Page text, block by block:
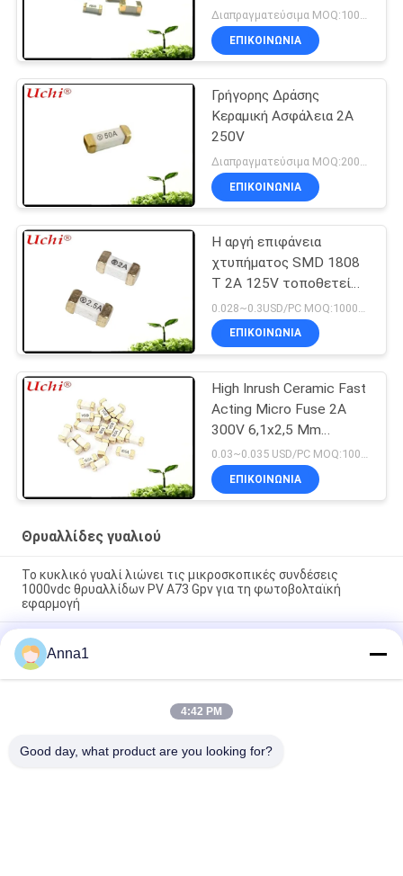
12x4.5mm
ΕΠΙΚΟΙΝΩΝΊΑ
Γρήγορης Δράσης
Κεραμική Ασφάλεια 2A
250V
ΕΠΙΚΟΙΝΩΝΊΑ
Η αργή επιφάνεια
χτυπήματος SMD 1808
Τ 2A 125V τοποθετεί
την ΠΡΟΣΙΤΌΤΗΤΑ CQC
θρυαλλίδων UL cUL
ROHS
ΕΠΙΚΟΙΝΩΝΊΑ
High Inrush Ceramic Fast
Acting Micro Fuse 2A
300V 6,1x2,5 Mm
SSF1200
0.03~0.035 USD/PC MOQ:1000pcs
ΕΠΙΚΟΙΝΩΝΊΑ
Θρυαλλίδες γυαλιού
Το κυκλικό γυαλί λιώνει τις μικροσκοπικές συνδέσεις
1000vdc θρυαλλίδων PV A73 Gpv για τη φωτοβολταϊκή
εφαρμογή
SMD1140 476 αργής σειρές επιφάνειας χτυπήματος
τοποθετεί τη θρυαλλίδα 1A 250VAC 400VDC Pico για το
φωτισμό των οδηγήσεων
Υψηλή τάση 5,500 κεραμική θρυαλλίδα καθυστέρησης
θρυαλλίδων 500V σωλήνων γυαλιού σειράς για την παροχή
Anna1
4:42 PM
Good day, what product are you looking for?